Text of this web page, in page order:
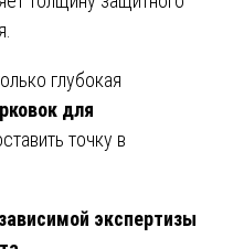
глубокая
для
точку в
экспертизы